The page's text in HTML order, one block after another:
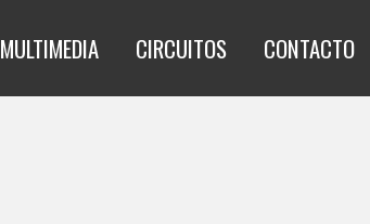
MULTIMEDIA CIRCUITOS CONTACTO